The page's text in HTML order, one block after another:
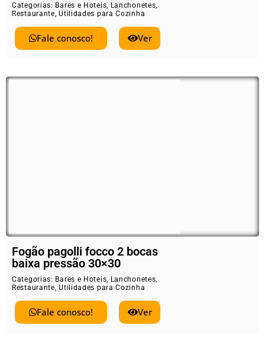
Categorias: Bares e Hoteis, Lanchonetes,
Restaurante,Utilidades para Cozinha
Fale conosco! Ver
Fogão pagolli focco 2 bocas
baixa pressão 30×30
Categorias: Bares e Hoteis, Lanchonetes,
Restaurante,Utilidades para Cozinha
Fale conosco! Ver